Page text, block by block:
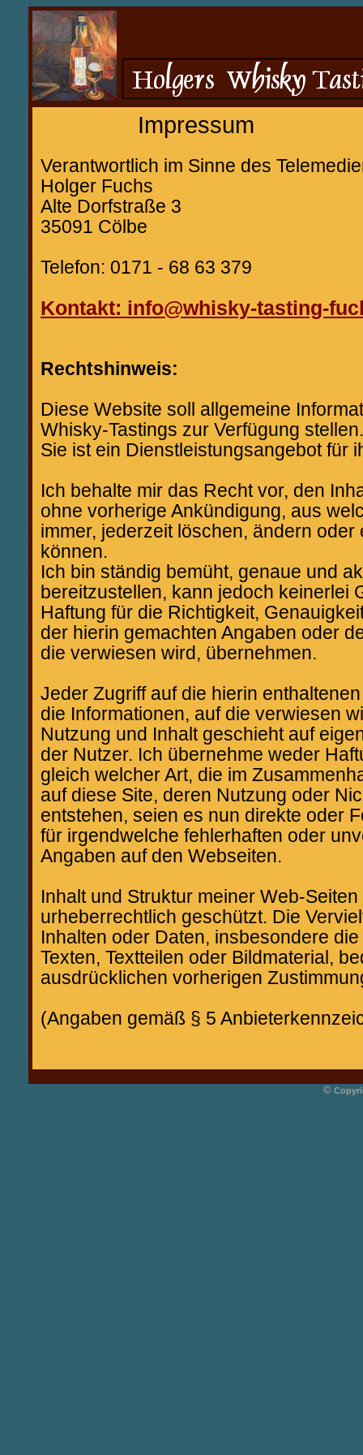
Impressum
Verantwortlich im Sinne des
Holger Fuchs
Alte Dorfstraße 3
35091 Cölbe
Telefon: 0171 - 68 63 379
Kontakt: info@whisky-tasting-
Rechtshinweis:
Diese Website soll allgemeine
Whisky-Tastings zur Verfügung stellen.
Sie ist ein Dienstleistungsangebot für
Ich behalte mir das Recht vor, den
ohne vorherige Ankündigung, aus
immer, jederzeit löschen, ändern oder
können.
Ich bin ständig bemüht, genaue und
bereitzustellen, kann jedoch keinerlei
Haftung für die Richtigkeit,
der hierin gemachten Angaben oder
die verwiesen wird, übernehmen.
Jeder Zugriff auf die hierin
die Informationen, auf die verwiesen
Nutzung und Inhalt geschieht auf
der Nutzer. Ich übernehme weder
gleich welcher Art, die im
auf diese Site, deren Nutzung oder
entstehen, seien es nun direkte oder
für irgendwelche fehlerhaften oder
Angaben auf den Webseiten.
Inhalt und Struktur meiner Web-Seiten
urheberrechtlich geschützt. Die
Inhalten oder Daten, insbesondere
Texten, Textteilen oder Bildmaterial,
ausdrücklichen vorherigen
(Angaben gemäß § 5
©